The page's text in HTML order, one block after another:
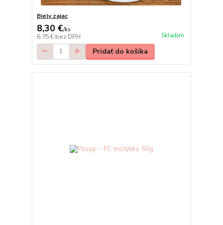
Biely zajac
8,30 €/ks
6,75 € bez DPH Skladom
Pridať do košíka